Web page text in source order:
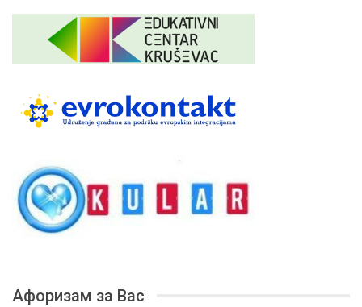
Афоризам за Вас